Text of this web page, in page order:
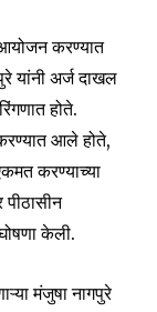
करण्यात
यांनी अर्ज दाखल
होते.
आले होते,
करण्याच्या
पीठासीन
केली.
मंजुषा नागपुरे